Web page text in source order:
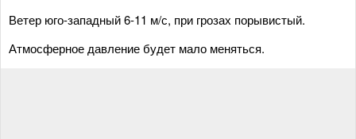
Ветер юго-западный 6-11 м/с, при грозах порывистый.
Атмосферное давление будет мало меняться.